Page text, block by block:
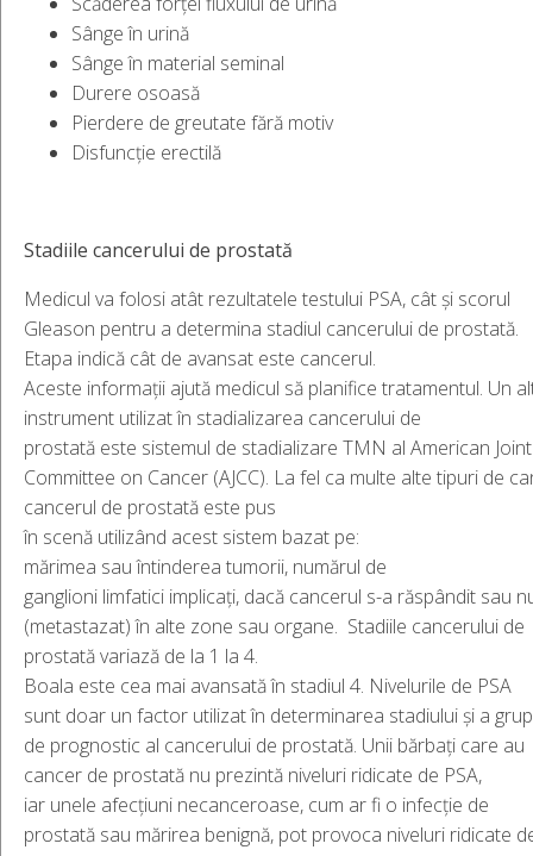
Sânge în urină
Sânge în material seminal
Durere osoasă
Pierdere de greutate fără motiv
Disfuncție erectilă
Stadiile cancerului de prostată
Medicul va folosi atât rezultatele testului PSA, cât și scorul
Gleason pentru a determina stadiul cancerului de prostată.
Etapa indică cât de avansat este cancerul.
Aceste informații ajută medicul să planifice tratamentul. Un
instrument utilizat în stadializarea cancerului de
prostată este sistemul de stadializare TMN al American Joint
Committee on Cancer (AJCC). La fel ca multe alte tipuri de
cancerul de prostată este pus
în scenă utilizând acest sistem bazat pe:
mărimea sau întinderea tumorii, numărul de
ganglioni limfatici implicați, dacă cancerul s-a răspândit sau
(metastazat) în alte zone sau organe. Stadiile cancerului de
prostată variază de la 1 la 4.
Boala este cea mai avansată în stadiul 4. Nivelurile de PSA
sunt doar un factor utilizat în determinarea stadiului și a
de prognostic al cancerului de prostată. Unii bărbați care au
cancer de prostată nu prezintă niveluri ridicate de PSA,
iar unele afecțiuni necanceroase, cum ar fi o infecție de
prostată sau mărirea benignă, pot provoca niveluri ridicate